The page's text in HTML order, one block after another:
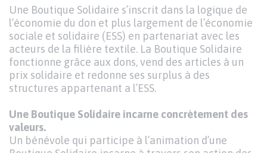
Une Boutique Solidaire s’inscrit dans la logique de
l’économie du don et plus largement de l’économie
sociale et solidaire (ESS) en partenariat avec les
acteurs de la filière textile. La Boutique Solidaire
fonctionne grâce aux dons, vend des articles à un
prix solidaire et redonne ses surplus à des
structures appartenant a l’ESS.
Une Boutique Solidaire incarne concrètement des
valeurs.
Un bénévole qui participe à l’animation d’une